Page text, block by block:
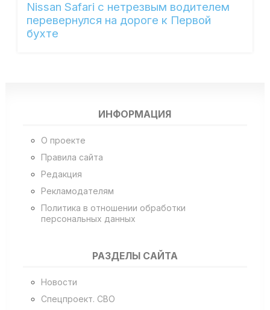
Nissan Safari с нетрезвым водителем
перевернулся на дороге к Первой
бухте
ИНФОРМАЦИЯ
О проекте
Правила сайта
Редакция
Рекламодателям
Политика в отношении обработки
персональных данных
РАЗДЕЛЫ САЙТА
Новости
Спецпроект. СВО